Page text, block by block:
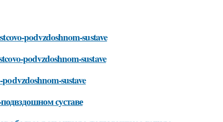
podvzdoshnom-sustave
podvzdoshnom-sustave
sustave
суставе